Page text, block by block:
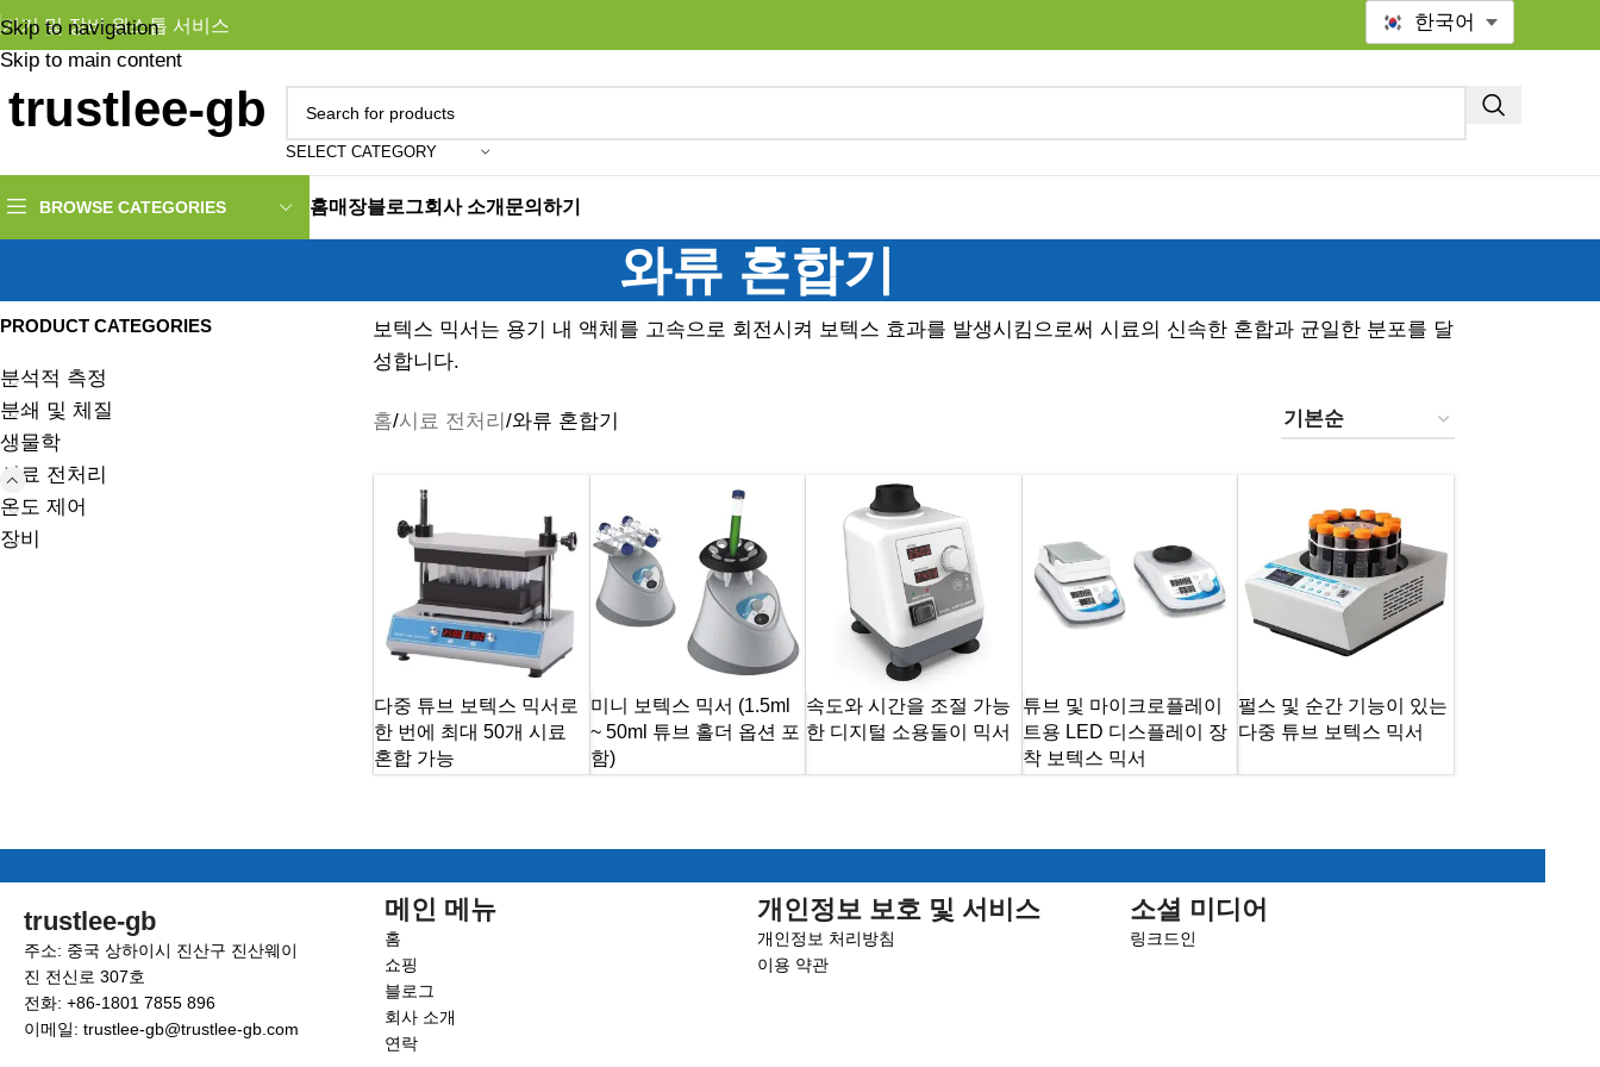
Skip to navigation
Skip to main content
기기 및 장비 원스톱 서비스
SELECT CATEGORY
BROWSE CATEGORIES 홈매장블로그회사 소개 문의하기
한국어
와류 혼합기
PRODUCT CATEGORIES
분석적 측정
분쇄 및 체질
생물학
시료 전처리
온도 제어
장비
보텍스 믹서는 용기 내 액체를 고속으로 회전시켜 보텍스 효과를 발생시킴으로써 시료의 신속한 혼합과 균일한 분포를 달
성합니다.
홈 시료 전처리 와류 혼합기
다중 튜브 보텍스 믹서로
한 번에 최대 50개 시료
혼합 가능
미니 보텍스 믹서 (1.5ml
~ 50ml 튜브 홀더 옵션 포
함)
속도와 시간을 조절 가능
한 디지털 소용돌이 믹서
튜브 및 마이크로플레이
트용 LED 디스플레이 장
착 보텍스 믹서
펄스 및 순간 기능이 있는
다중 튜브 보텍스 믹서
trustlee-gb
주소: 중국 상하이시 진산구 진산웨이
진 전신로 307호
전화: +86-1801 7855 896
이메일: trustlee-gb@trustlee-gb.com
메인 메뉴
홈
쇼핑
블로그
회사 소개
연락
개인정보 보호 및 서비스
개인정보 처리방침
이용 약관
소셜 미디어
링크드인